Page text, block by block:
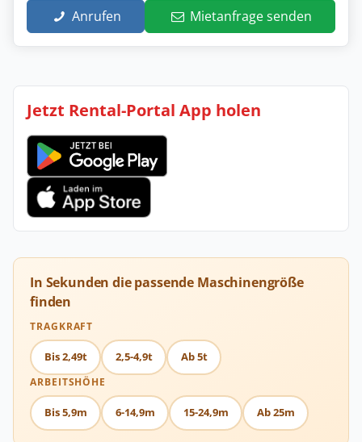
Anrufen Mietanfrage senden
Jetzt Rental-Portal App holen
In Sekunden die passende Maschinengröße
finden
TRAGKRAFT
Bis 2,49t 2,5-4,9t Ab 5t
ARBEITSHÖHE
Bis 5,9m 6-14,9m 15-24,9m Ab 25m